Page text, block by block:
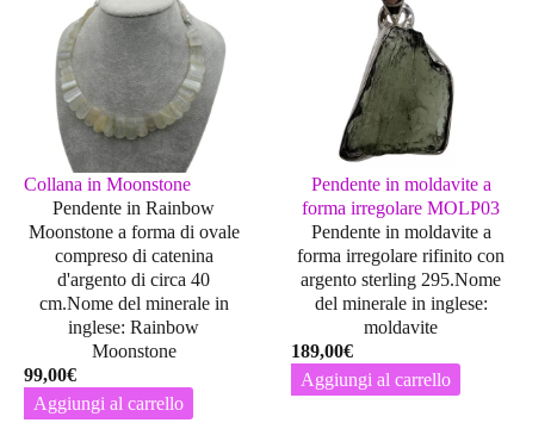
Collana in Moonstone
Pendente in Rainbow
Moonstone a forma di ovale
compreso di catenina
d'argento di circa 40
cm.Nome del minerale in
inglese: Rainbow
Moonstone
99,00€
Aggiungi al carrello
Pendente in moldavite a
forma irregolare MOLP03
Pendente in moldavite a
forma irregolare rifinito con
argento sterling 295.Nome
del minerale in inglese:
moldavite
189,00€
Aggiungi al carrello